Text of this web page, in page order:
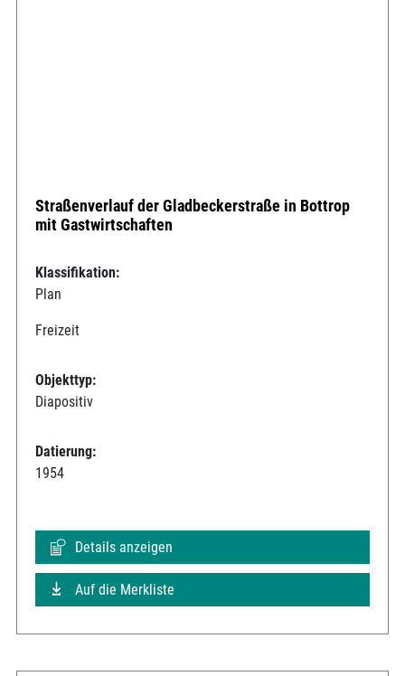
Straßenverlauf der Gladbeckerstraße in Bottrop
mit Gastwirtschaften
Klassifikation:
Plan
Freizeit
Objekttyp:
Diapositiv
Datierung:
1954
Details anzeigen
Auf die Merkliste